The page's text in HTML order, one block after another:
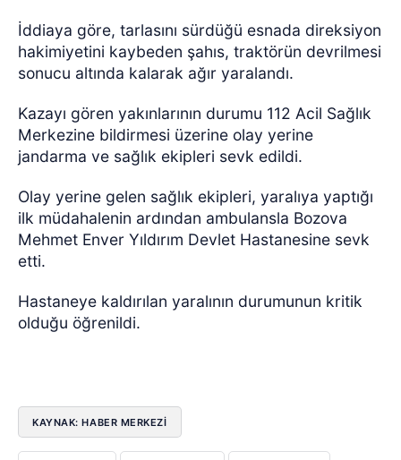
İddiaya göre, tarlasını sürdüğü esnada direksiyon
hakimiyetini kaybeden şahıs, traktörün devrilmesi
sonucu altında kalarak ağır yaralandı.
Kazayı gören yakınlarının durumu 112 Acil Sağlık
Merkezine bildirmesi üzerine olay yerine
jandarma ve sağlık ekipleri sevk edildi.
Olay yerine gelen sağlık ekipleri, yaralıya yaptığı
ilk müdahalenin ardından ambulansla Bozova
Mehmet Enver Yıldırım Devlet Hastanesine sevk
etti.
Hastaneye kaldırılan yaralının durumunun kritik
olduğu öğrenildi.
KAYNAK: HABER MERKEZI